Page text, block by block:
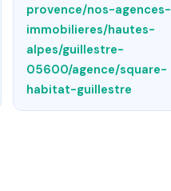
provence/nos-agences-
immobilieres/hautes-
alpes/guillestre-
05600/agence/square-
habitat-guillestre